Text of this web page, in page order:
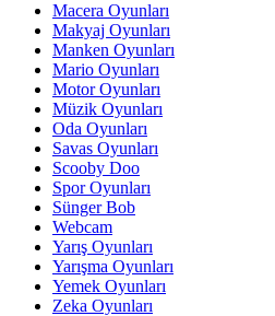
Macera Oyunları
Makyaj Oyunları
Manken Oyunları
Mario Oyunları
Motor Oyunları
Müzik Oyunları
Oda Oyunları
Savas Oyunları
Scooby Doo
Spor Oyunları
Sünger Bob
Webcam
Yarış Oyunları
Yarışma Oyunları
Yemek Oyunları
Zeka Oyunları